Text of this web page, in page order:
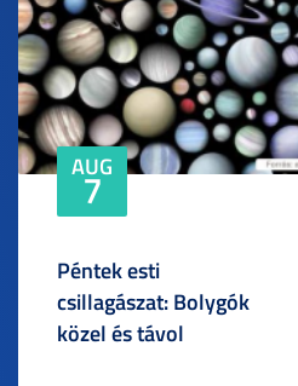
AUG
7
Péntek esti
csillagászat: Bolygók
közel és távol